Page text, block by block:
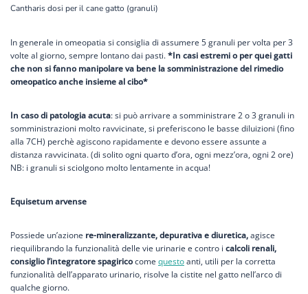
Cantharis dosi per il cane gatto (granuli)
In generale in omeopatia si consiglia di assumere 5 granuli per volta per 3
volte al giorno, sempre lontano dai pasti.*In casi estremi o per quei gatti
che non si fanno manipolare va bene la somministrazione del rimedio
omeopatico anche insieme al cibo*
In caso di patologia acuta: si può arrivare a somministrare 2 o 3 granuli in
somministrazioni molto ravvicinate, si preferiscono le basse diluizioni (fino
alla 7CH) perchè agiscono rapidamente e devono essere assunte a
distanza ravvicinata. (di solito ogni quarto d’ora, ogni mezz’ora, ogni 2 ore)
NB: i granuli si sciolgono molto lentamente in acqua!
Equisetum arvense
Possiede un’azione re-mineralizzante, depurativa e diuretica,agisce
riequilibrando la funzionalità delle vie urinarie e contro i calcoli renali,
consiglio l’integratore spagiricocome questoanti, utili per la corretta
funzionalità dell’apparato urinario, risolve la cistite nel gatto nell’arco di
qualche giorno.